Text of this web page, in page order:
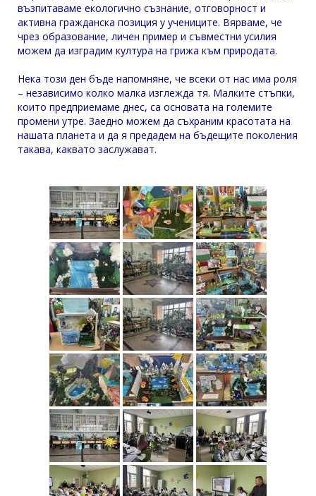
възпитаваме екологично съзнание, отговорност и
активна гражданска позиция у учениците. Вярваме, че
чрез образование, личен пример и съвместни усилия
можем да изградим култура на грижа към природата.
Нека този ден бъде напомняне, че всеки от нас има роля
– независимо колко малка изглежда тя. Малките стъпки,
които предприемаме днес, са основата на големите
промени утре. Заедно можем да съхраним красотата на
нашата планета и да я предадем на бъдещите поколения
такава, каквато заслужават.